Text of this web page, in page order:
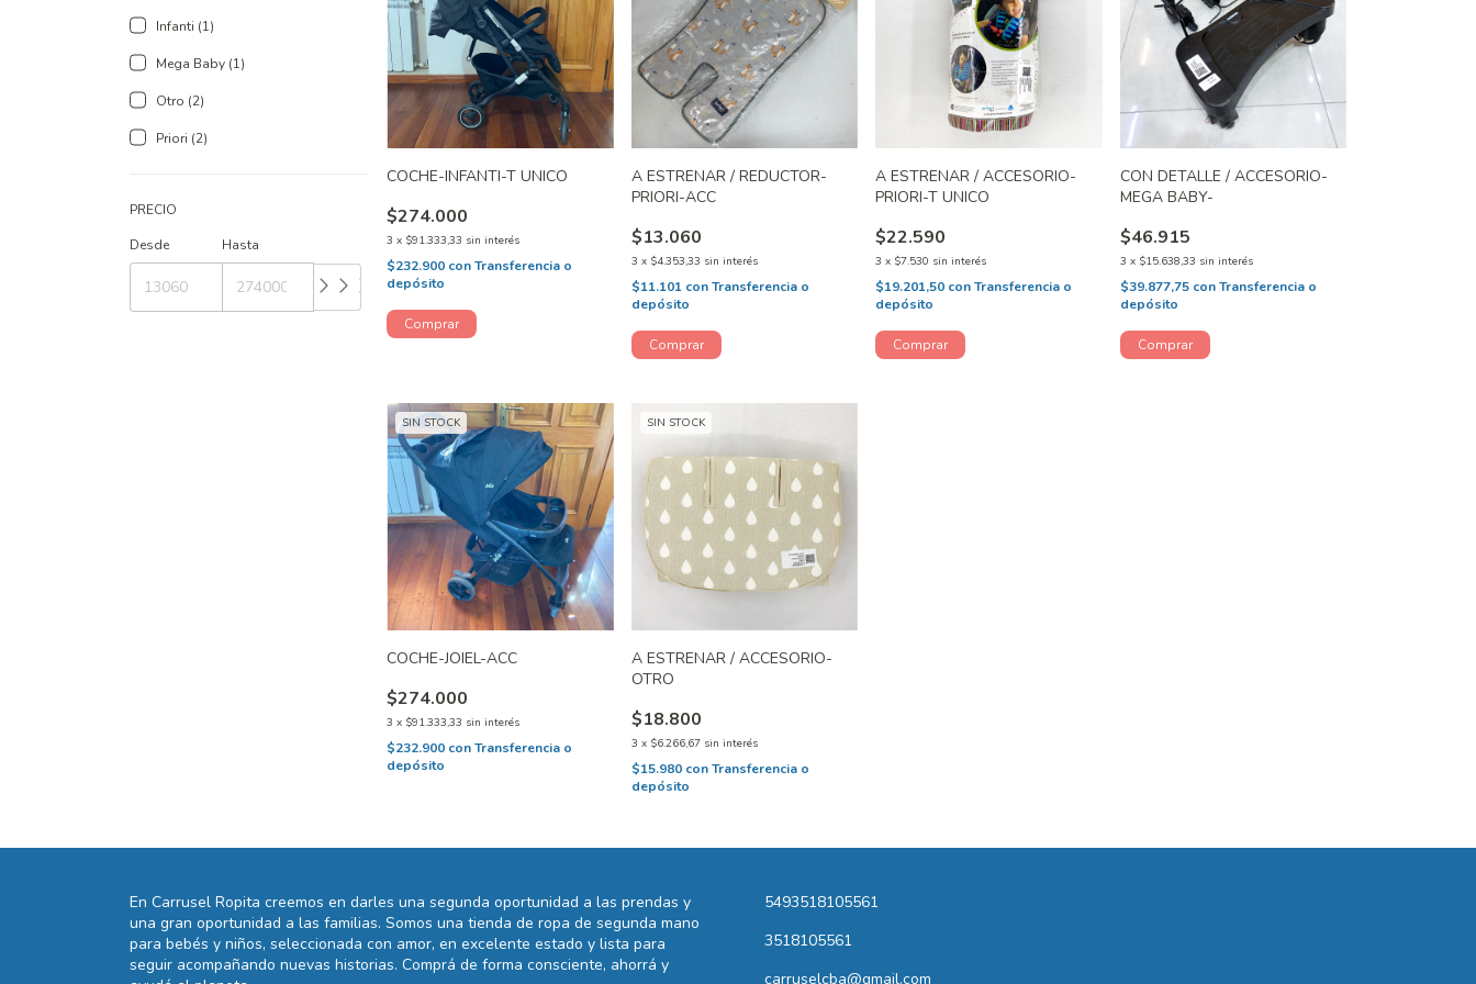
Infanti (1)
Mega Baby (1)
Otro (2)
Priori (2)
PRECIO
Desde
Hasta
COCHE-INFANTI-T UNICO
$274.000
3 x $91.333,33 sin interés
$232.900 con Transferencia o
depósito
A ESTRENAR / REDUCTOR-
PRIORI-ACC
$13.060
3 x $4.353,33 sin interés
$11.101 con Transferencia o
depósito
A ESTRENAR / ACCESORIO-
PRIORI-T UNICO
$22.590
3 x $7.530 sin interés
$19.201,50 conTransferencia o
depósito
CON DETALLE / ACCESORIO-
MEGA BABY-
$46.915
3 x $15.638,33 sin interés
$39.877,75 con Transferencia o
depósito
SIN STOCK
COCHE-JOIEL-ACC
$274.000
3 x $91.333,33 sin interés
$232.900 con Transferencia o
depósito
SIN STOCK
A ESTRENAR / ACCESORIO-
OTRO
$18.800
3 x $6.266,67 sin interés
$15.980 con Transferencia o
depósito
En Carrusel Ropita creemos en darles una segunda oportunidad a las prendas y
una gran oportunidad a las familias. Somos una tienda de ropa de segunda mano
para bebés y niños, seleccionada con amor, en excelente estado y lista para
seguir acompañando nuevas historias. Comprá de forma consciente, ahorrá y
5493518105561
3518105561
carruselcba@gmail.com